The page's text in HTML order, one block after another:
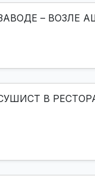
– ВОЗЛЕ
В